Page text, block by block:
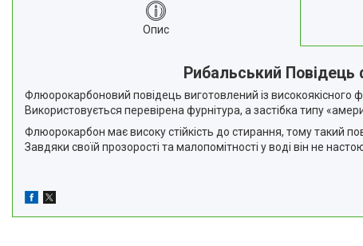
Опис
Рибальський
Флюорокарбоновий повідець виготовлений із високоякісного
Використовується перевірена фурнітура, а застібка типу
Флюорокарбон має високу стійкість до стирання, тому такий
Завдяки своїй прозорості та малопомітності у воді він не